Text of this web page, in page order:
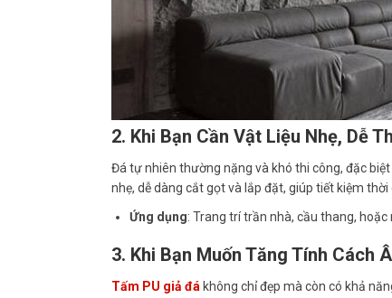
2. Khi Bạn Cần Vật Liệu Nhẹ, Dễ
Đá tự nhiên thường nặng và khó thi công, đặc
nhẹ, dễ dàng cắt gọt và lắp đặt, giúp tiết kiệm thời
Ứng dụng: Trang trí trần nhà, cầu thang,
3. Khi Bạn Muốn Tăng Tính Cách
Tấm PU giả đá không chỉ đẹp mà còn có khả